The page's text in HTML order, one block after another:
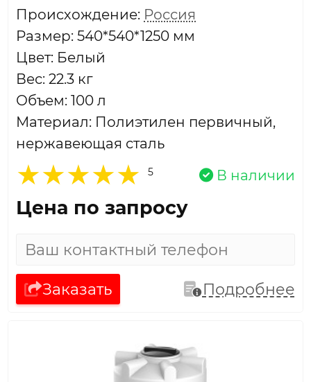
Проиcхождение: Россия
Размер: 540*540*1250 мм
Цвет: Белый
Вес: 22.3 кг
Объем: 100 л
Материал: Полиэтилен первичный,
нержавеющая сталь
5 В наличии
Цена по запросу
Заказать Подробнее